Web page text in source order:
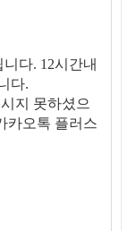
다. 12시간내
다.
지 못하셨으
카오톡 플러스